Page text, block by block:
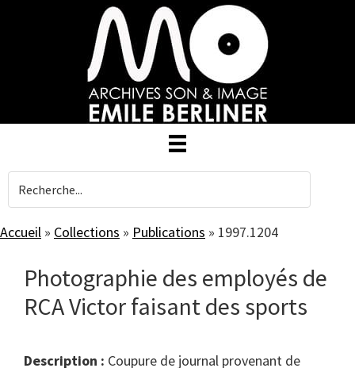
Accueil » Collections » Publications » 1997.1204
Photographie des employés de
RCA Victor faisant des sports
Description : Coupure de journal provenant de